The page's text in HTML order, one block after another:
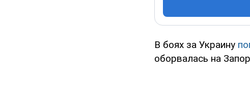
В боях за Украину
оборвалась на